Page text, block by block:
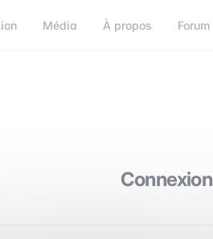
Média À propos Forum
Connexion